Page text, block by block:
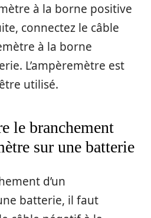
à la borne positive
connectez le câble
à la borne
L’ampèremètre est
utilisé.
le branchement
sur une batterie
d’un
batterie, il faut